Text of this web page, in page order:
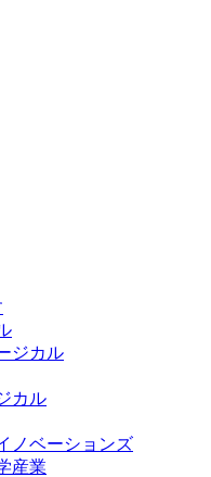
ジカル
カル
ノベーションズ
産業